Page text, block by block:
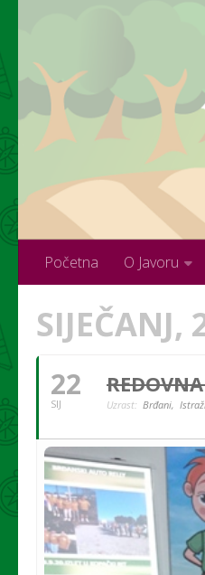
Početna O Javoru
SIJEČANJ,
22
SIJ Uzrast: Brđani,